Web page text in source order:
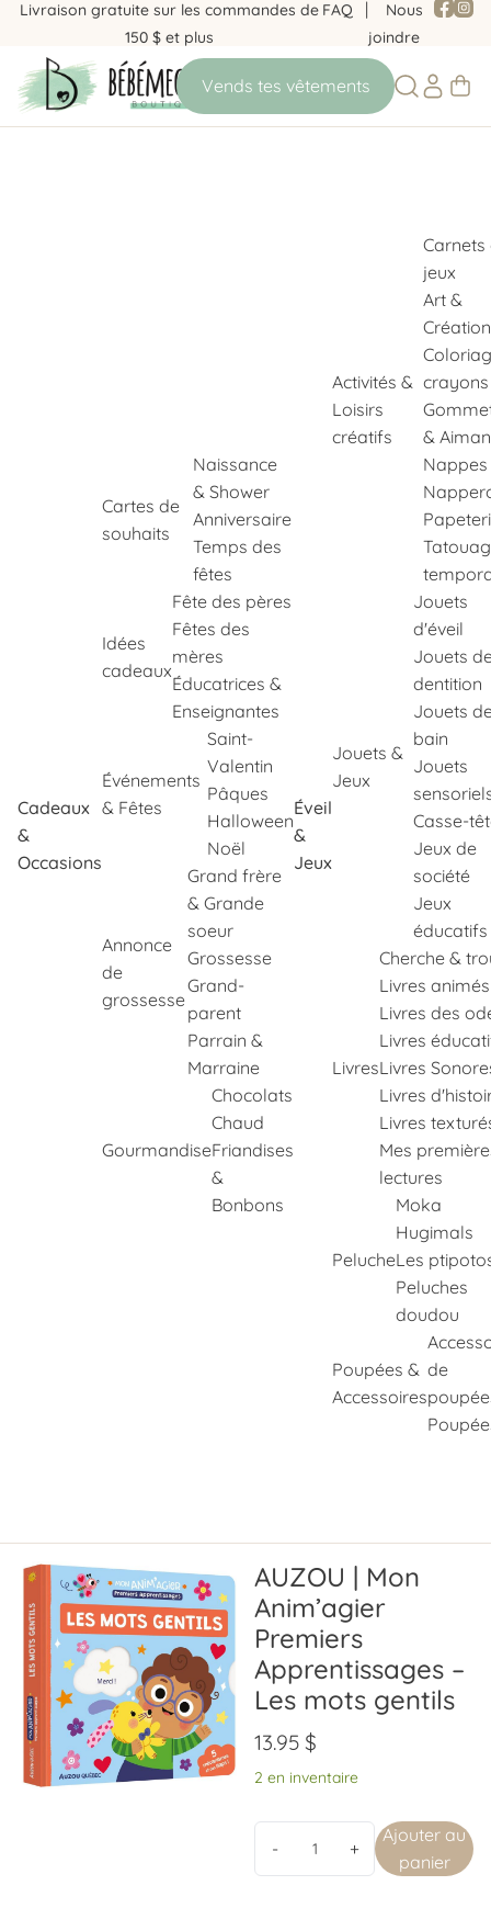
Livraison gratuite sur les commandes de
150 $ et plus
FAQ
Nous
joindre
Cadeaux
&
Occasions
Cartes de
souhaits
Naissance
& Shower
Anniversaire
Temps des
fêtes
Idées
cadeaux
Fête des pères
Fêtes des
mères
Éducatrices &
Enseignantes
Événements
& Fêtes
Saint-
Valentin
Pâques
Halloween
Noël
Annonce
de
grossesse
Grand frère
& Grande
soeur
Grossesse
Grand-
parent
Parrain &
Marraine
Gourmandise
Chocolats
Chaud
Friandises
&
Bonbons
Éveil
&
Jeux
Activités &
Loisirs
créatifs
Carnets
jeux
Art &
Création
crayons
&
Nappes
Jouets &
Jeux
Jouets
d'éveil
Jouets
dentition
Jouets
bain
Jouets
Casse-
Jeux de
société
Jeux
éducatifs
Livres
Cherche &
Livres animés
Livres des
Livres
Livres
Livres
Livres
Mes
lectures
Peluche
Moka
Hugimals
Les
Peluches
doudou
Poupées &
Accessoires
de
AUZOU | Mon
Anim’agier
Premiers
Apprentissages –
Les mots gentils
13.95$
2 en inventaire
Ajouter au
panier